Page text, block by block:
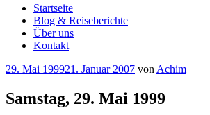
Startseite
Blog & Reiseberichte
Über uns
Kontakt
Veröffentlicht
29. Mai 199921. Januar 2007 von Achim
Samstag, 29. Mai 1999